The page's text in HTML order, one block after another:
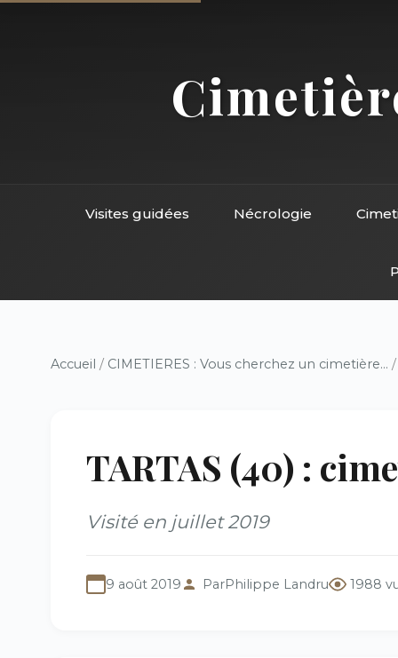
Visites guidées Nécrologie
Accueil / CIMETIERES : Vous cherchez un cimetière...
TARTAS (40) :
Visité en juillet 2019
9 août 2019 ParPhilippe Landru 1988